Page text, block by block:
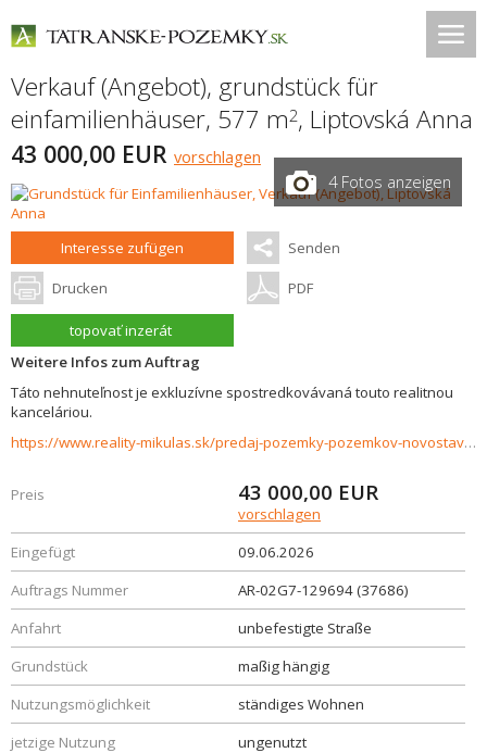
Verkauf (Angebot), grundstück für
einfamilienhäuser, 577 m2, Liptovská Anna
43 000,00 EUR vorschlagen
4 Fotos anzeigen
Interesse zufügen Senden
Drucken PDF
topovať inzerát
Weitere Infos zum Auftrag
Táto nehnuteľnost je exkluzívne spostredkovávaná touto realitnou
kanceláriou.
https://www.reality-mikulas.sk/predaj-pozemky-pozemkov-novostavby/Stavebny-pozemok-v-Liptovskej-Anne---pre-rodinny-dom-aj-chatu-len-10-min-od-Liptovskej-Mary-37686/?utm_source=areality&utm_medium=xml&utm_term=37686&utm_content=chalupa&utm_campaign=portaly
Preis 43 000,00 EUR
vorschlagen
Eingefügt
09.06.2026
Auftrags Nummer
AR-02G7-129694 (37686)
Anfahrt
unbefestigte Straße
Grundstück
maßig hängig
Nutzungsmöglichkeit
ständiges Wohnen
jetzige Nutzung
ungenutzt